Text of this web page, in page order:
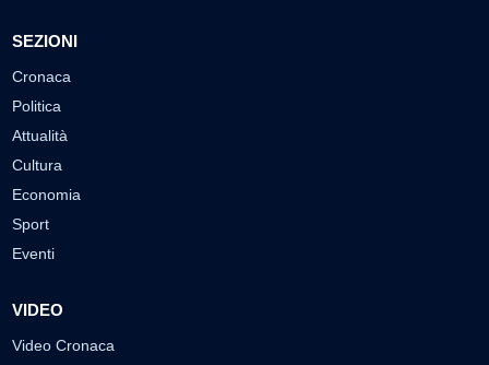
SEZIONI
Cronaca
Politica
Attualità
Cultura
Economia
Sport
Eventi
VIDEO
Video Cronaca